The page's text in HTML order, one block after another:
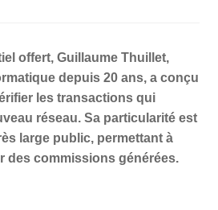
offert, Guillaume Thuillet,
depuis 20 ans, a conçu
les transactions qui
réseau. Sa particularité est
large public, permettant à
des commissions générées.